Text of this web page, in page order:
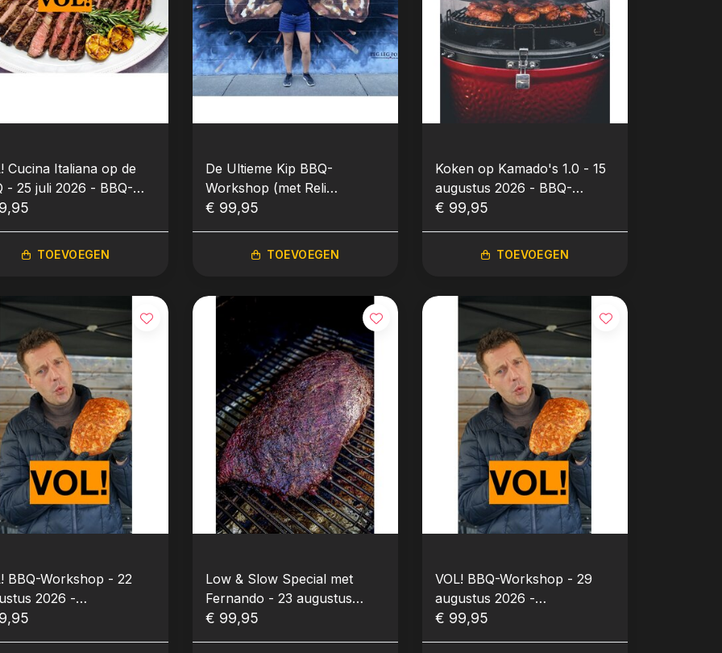
Cucina Italiana op de
TOEVOEGEN
De Ultieme Kip BBQ-
Workshop (met Reli
Vroegop) - 26 juli 2026 -
€ 99,95
TOEVOEGEN
Koken op Kamado's 1.0 - 15
augustus 2026 - BBQ-
Workshop
€ 99,95
TOEVOEGEN
BBQ-Workshop - 22
2026 -
BBQ'en met
Low & Slow Special met
Fernando - 23 augustus
2026 - BBQ Workshop
€ 99,95
VOL! BBQ-Workshop - 29
augustus 2026 -
Bourgondisch BBQ'en met
€ 99,95